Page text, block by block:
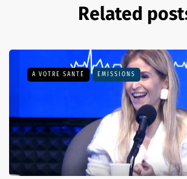
Related
A VOTRE SANTÉ EMISSIONS